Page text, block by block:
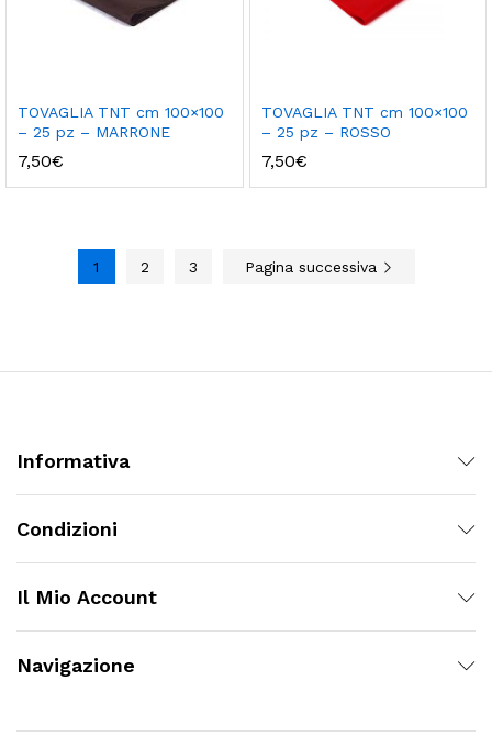
TOVAGLIA TNT cm 100×100
– 25 pz – MARRONE
7,50€
TOVAGLIA TNT cm 100×100
– 25 pz – ROSSO
7,50€
1 2 3 Pagina successiva
Informativa
Condizioni
Il Mio Account
Navigazione